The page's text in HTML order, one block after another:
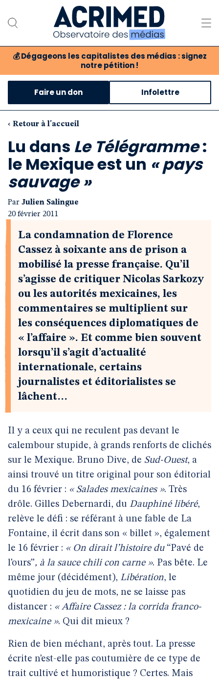
💰 Dégageons les capitalistes des médias : signez
notre pétition !
Notre association
Notre critique des médias
Nos propositions
Notre revue
Boutique
Faire un don Infolettre
‹ Retour à l'accueil
Lu dans Le Télégramme:
le Mexique est un « pays
sauvage »
Par Julien Salingue
20 février 2011
La condamnation de Florence
Cassez à soixante ans de prison a
mobilisé la presse française. Qu’il
s’agisse de critiquer Nicolas Sarkozy
ou les autorités mexicaines, les
commentaires se multiplient sur
les conséquences diplomatiques de
« l’affaire ». Et comme bien souvent
lorsqu’il s’agit d’actualité
internationale, certains
journalistes et éditorialistes se
lâchent…
Il y a ceux qui ne reculent pas devant le
calembour stupide, à grands renforts de clichés
sur le Mexique. Bruno Dive, de Sud-Ouest, a
ainsi trouvé un titre original pour son éditorial
du 16 février : « Salades mexicaines ». Très
drôle. Gilles Debernardi, du Dauphiné libéré,
relève le défi : se référant à une fable de La
Fontaine, il écrit dans son « billet », également
le 16 février : « On dirait l’histoire du “Pavé de
l’ours”, à la sauce chili con carne ». Pas bête. Le
même jour (décidément), Libération, le
quotidien du jeu de mots, ne se laisse pas
distancer : « Affaire Cassez : la corrida franco-
mexicaine ». Qui dit mieux ?
Rien de bien méchant, après tout. La presse
écrite n’est-elle pas coutumière de ce type de
trait cultivé et humoristique ? Certes. Mais